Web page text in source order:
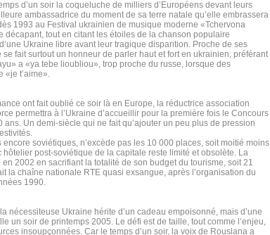
d’un soir la coqueluche de milliers d’Européens devant leurs
ambassadrice du moment de sa terre natale qu’elle embrassera
1993 au Festival ukrainien de musique moderne «Tchervona
décapant, tout en citant les étoiles de la chanson populaire
Ukraine libre avant leur tragique disparition. Proche de ses
fait surtout un honneur de parler haut et fort en ukrainien, préférant
a «ya tebe lioubliou», trop proche du russe, lorsque des
«je t’aime».
ont fait oublié ce soir là en Europe, la réductrice association
permettra à l’Ukraine d’accueillir pour la première fois le Concours
ans. Un demi-siècle qui ne fait qu’ajouter un peu plus de pression
soviétiques, n’excède pas les 10 000 places, soit moitié moins
post-soviétique de la capitale reste limité et obsolète. La
2002 en sacrifiant la totalité de son budget du tourisme, soit 21
la chaîne nationale RTE quasi exsangue, après l’organisation du
1990.
nécessiteuse Ukraine hérite d’un cadeau empoisonné, mais d’une
un soir de printemps 2005. Le défi est de taille, tout comme l’enjeu,
insoupçonnées. Car le temps d’un soir, la voix de Rouslana a